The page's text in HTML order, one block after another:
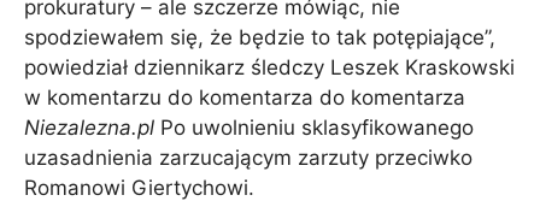
prokuratury – ale szczerze mówiąc, nie
spodziewałem się, że będzie to tak potępiające”,
powiedział dziennikarz śledczy Leszek Kraskowski
w komentarzu do komentarza do komentarza
Niezalezna.pl Po uwolnieniu sklasyfikowanego
uzasadnienia zarzucającym zarzuty przeciwko
Romanowi Giertychowi.